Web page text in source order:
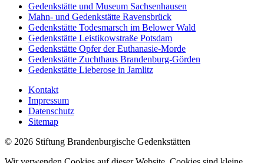
Gedenkstätte und Museum Sachsenhausen
Mahn- und Gedenkstätte Ravensbrück
Gedenkstätte Todesmarsch im Belower Wald
Gedenkstätte Leistikowstraße Potsdam
Gedenkstätte Opfer der Euthanasie-Morde
Gedenkstätte Zuchthaus Brandenburg-Görden
Gedenkstätte Lieberose in Jamlitz
Kontakt
Impressum
Datenschutz
Sitemap
© 2026 Stiftung Brandenburgische Gedenkstätten